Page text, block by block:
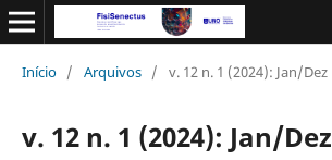
Início / Arquivos / v. 12 n. 1 (2024): Jan/Dez
v. 12 n. 1 (2024): Jan/Dez